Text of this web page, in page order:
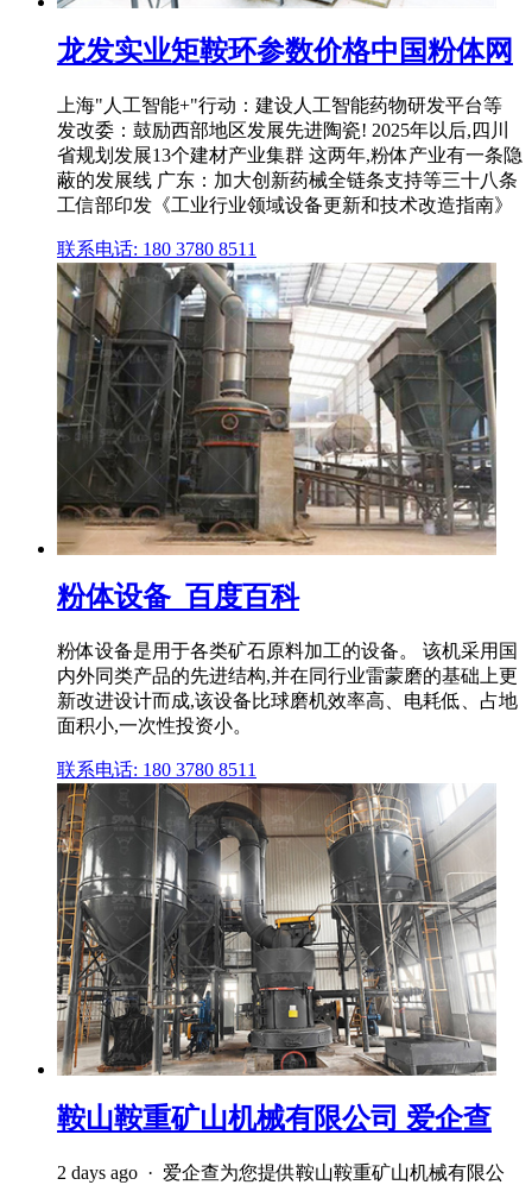
龙发实业矩鞍环参数价格中国粉体网
上海"人工智能+"行动：建设人工智能药物研发平台等
发改委：鼓励西部地区发展先进陶瓷! 2025年以后,四川
省规划发展13个建材产业集群 这两年,粉体产业有一条隐
蔽的发展线 广东：加大创新药械全链条支持等三十八条
工信部印发《工业行业领域设备更新和技术改造指南》
联系电话: 180 3780 8511
粉体设备_百度百科
粉体设备是用于各类矿石原料加工的设备。 该机采用国
内外同类产品的先进结构,并在同行业雷蒙磨的基础上更
新改进设计而成,该设备比球磨机效率高、电耗低、占地
面积小,一次性投资小。
联系电话: 180 3780 8511
鞍山鞍重矿山机械有限公司 爱企查
2 days ago · 爱企查为您提供鞍山鞍重矿山机械有限公